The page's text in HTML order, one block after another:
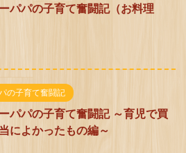
パパの子育て奮闘記（お料理
の子育て奮闘記
パパの子育て奮闘記 ～育児で買
によかったもの編～